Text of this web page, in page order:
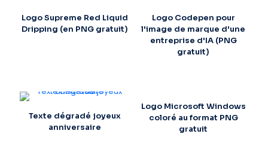
Logo Supreme Red Liquid
Dripping (en PNG gratuit)
Logo Codepen pour
l'image de marque d'une
entreprise d'IA (PNG
gratuit)
Texte dégradé joyeux
anniversaire
Logo Microsoft Windows
coloré au format PNG
gratuit